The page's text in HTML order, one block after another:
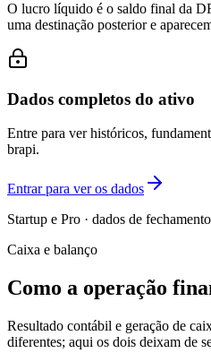
O lucro líquido é o saldo final da
uma destinação posterior e
Dados completos do ativo
Entre para ver históricos,
brapi.
Entrar para ver os dados
Startup e Pro · dados de
Caixa e balanço
Como a operação
Resultado contábil e geração de
diferentes; aqui os dois deixam de